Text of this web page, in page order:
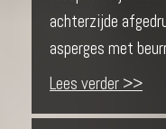
achterzijde
asperges met
Lees verder >>